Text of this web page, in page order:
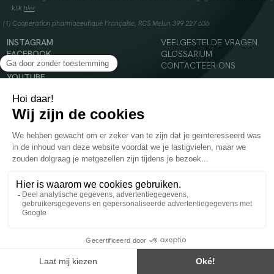
klik hier
(1) Coopération pharmaceutique Française, RCS Melun 399 227 636
INSTAGRAM
FACEBOOK
TIKTOK
YOUTUBE
VEELGESTELDE VRAGEN
GLOSSARIUM
CONTACTEER ONS
Voedingssupplement dat moet worden geconsumeerd als onderdeel van een gevarieerde,
evenwichtige voeding en een gezonde levensstijl. Aanbevolen dagelijkse dosis niet
overschrijden. Enkel voor volwassenen, buiten het bereik van kinderen houden.